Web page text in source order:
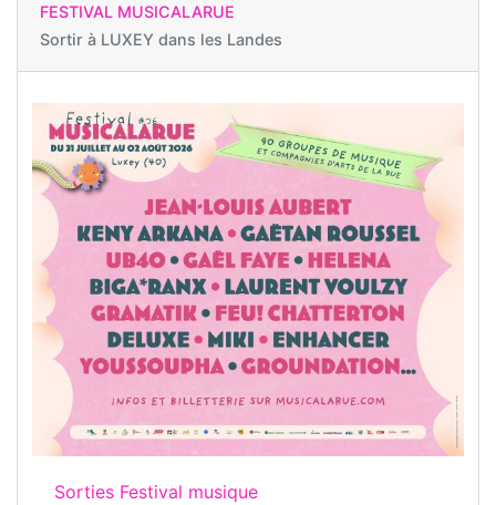
FESTIVAL MUSICALARUE
Sortir à LUXEY dans les Landes
Sorties Festival musique